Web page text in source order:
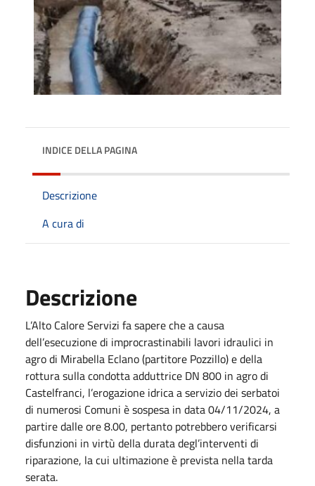
INDICE DELLA PAGINA
Descrizione
A cura di
Descrizione
L’Alto Calore Servizi fa sapere che a causa
dell’esecuzione di improcrastinabili lavori idraulici in
agro di Mirabella Eclano (partitore Pozzillo) e della
rottura sulla condotta adduttrice DN 800 in agro di
Castelfranci, l’erogazione idrica a servizio dei serbatoi
di numerosi Comuni è sospesa in data 04/11/2024, a
partire dalle ore 8.00, pertanto potrebbero verificarsi
disfunzioni in virtù della durata degl’interventi di
riparazione, la cui ultimazione è prevista nella tarda
serata.